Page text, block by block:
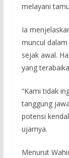
melayani
Ia
muncul
sejak awal.
yang
“Kami tidak
tanggung
potensi
ujarnya.
Menurut